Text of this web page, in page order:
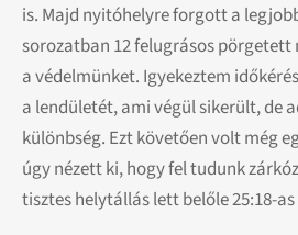
is. Majd nyitóhelyre forgott a
sorozatban 12 felugrásos
a védelmünket. Igyekeztem
a lendületét, ami végül sikerült, de
különbség. Ezt követően volt még
úgy nézett ki, hogy fel tudunk
tisztes helytállás lett belőle 25:18-